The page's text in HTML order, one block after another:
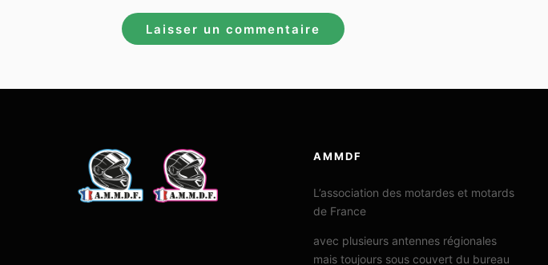
AMMDF
L’association des motardes et motards
de France
avec plusieurs antennes régionales
mais toujours sous couvert du bureau